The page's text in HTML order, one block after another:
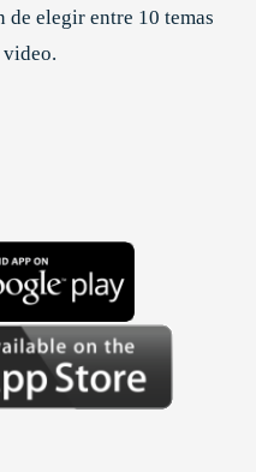
de elegir entre 10 temas